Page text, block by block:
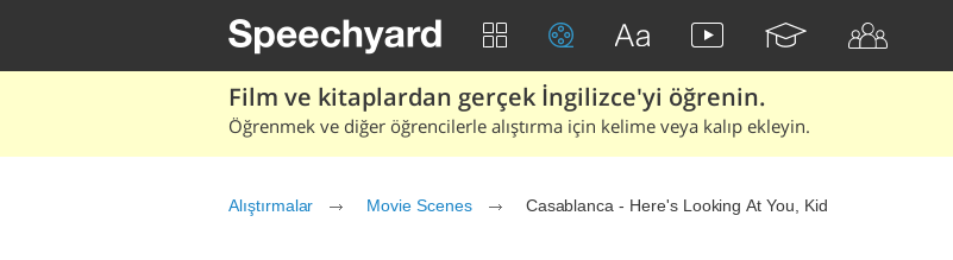
Film ve kitaplardan gerçek İngilizce'yi öğrenin.
Öğrenmek ve diğer öğrencilerle alıştırma için kelime veya kalıp ekleyin.
Alıştırmalar Movie Scenes Casablanca - Here's Looking At You, Kid